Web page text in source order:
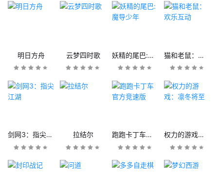
明日方舟 云梦四时歌 妖精的尾巴:魔导少年 猫和老鼠：欢乐互动
剑网3：指尖江湖 拉结尔 跑跑卡丁车官方竞速版 权力的游戏：凛冬将至